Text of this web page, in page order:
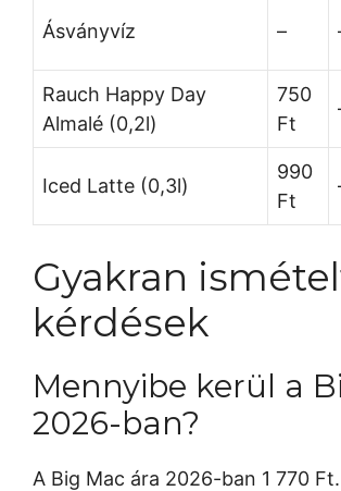
Ásványvíz –
Rauch Happy Day
Almalé (0,2l)
750
Ft
Iced Latte (0,3l)
990
Ft
Gyakran
kérdések
Mennyibe kerül a
2026-ban?
A Big Mac ára 2026-ban 1 770